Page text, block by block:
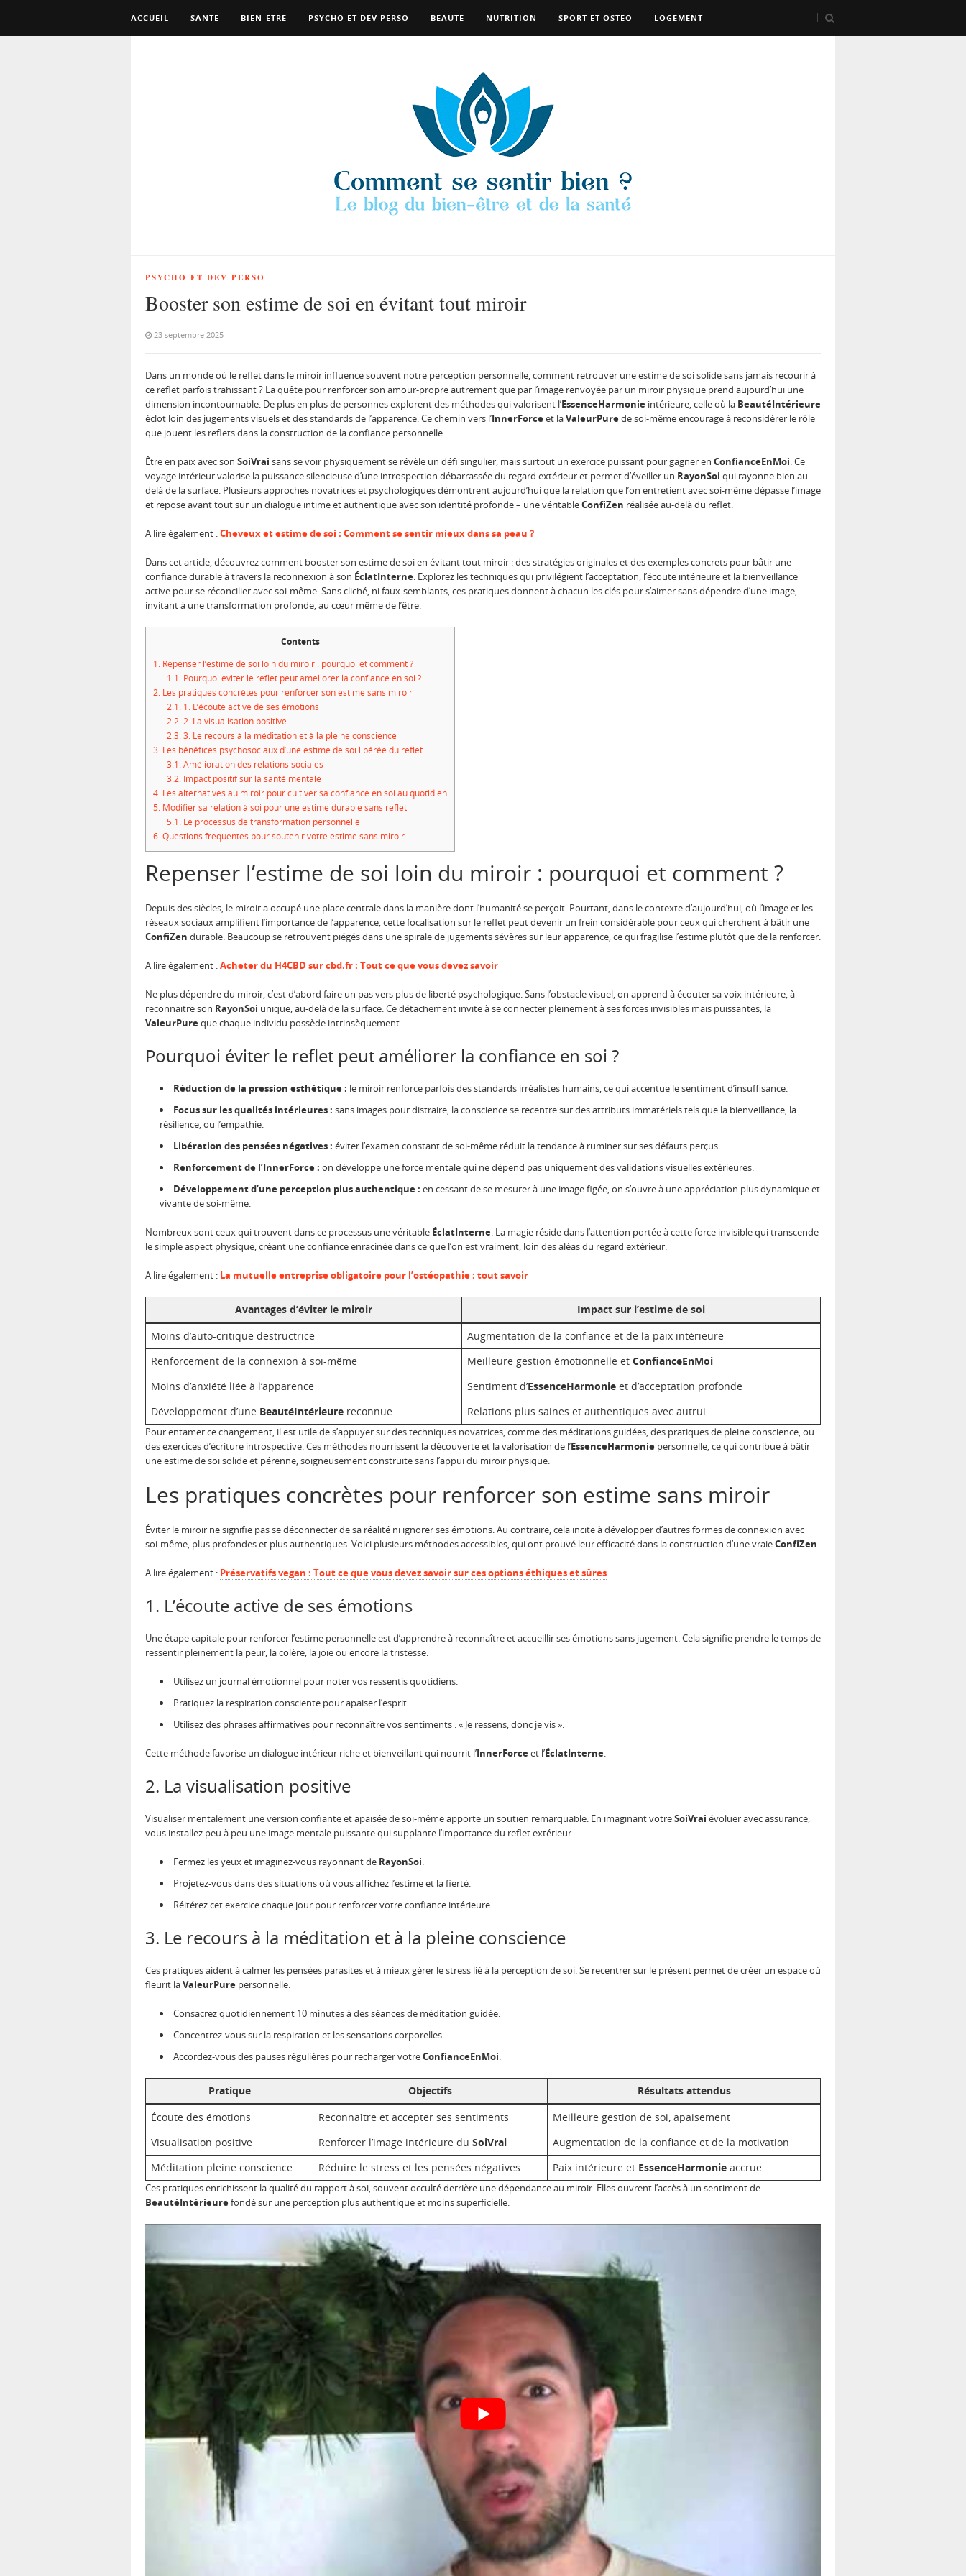
ACCUEIL SANTÉ BIEN-ÊTRE PSYCHO ET DEV PERSO BEAUTÉ NUTRITION SPORT ET OSTÉO LOGEMENT
PSYCHO ET DEV PERSO
Booster son estime de soi en évitant tout miroir
23 septembre 2025
Dans un monde où le reflet dans le miroir influence souvent notre perception personnelle, comment retrouver une estime de soi solide sans jamais recourir à
ce reflet parfois trahissant ? La quête pour renforcer son amour-propre autrement que par l’image renvoyée par un miroir physique prend aujourd’hui une
dimension incontournable. De plus en plus de personnes explorent des méthodes qui valorisent l’EssenceHarmonie intérieure, celle où la BeautéIntérieure
éclot loin des jugements visuels et des standards de l’apparence. Ce chemin vers l’InnerForceet laValeurPurede soi-même encourage à reconsidérer le rôle
que jouent les reflets dans la construction de la confiance personnelle.
Être en paix avec son SoiVrai sans se voir physiquement se révèle un défi singulier, mais surtout un exercice puissant pour gagner en ConfianceEnMoi. Ce
voyage intérieur valorise la puissance silencieuse d’une introspection débarrassée du regard extérieur et permet d’éveiller un RayonSoi qui rayonne bien au-
delà de la surface. Plusieurs approches novatrices et psychologiques démontrent aujourd’hui que la relation que l’on entretient avec soi-même dépasse l’image
et repose avant tout sur un dialogue intime et authentique avec son identité profonde – une véritableConfiZen réalisée au-delà du reflet.
A lire également :Cheveux et estime de soi : Comment se sentir mieux dans sa peau ?
Dans cet article, découvrez comment booster son estime de soi en évitant tout miroir : des stratégies originales et des exemples concrets pour bâtir une
confiance durable à travers la reconnexion à son ÉclatInterne. Explorez les techniques qui privilégient l’acceptation, l’écoute intérieure et la bienveillance
active pour se réconcilier avec soi-même. Sans cliché, ni faux-semblants, ces pratiques donnent à chacun les clés pour s’aimer sans dépendre d’une image,
invitant à une transformation profonde, au cœur même de l’être.
Contents
1. Repenser l’estime de soi loin du miroir : pourquoi et comment ?
1.1.Pourquoi éviter le reflet peut améliorer la confiance en soi ?
2. Les pratiques concrètes pour renforcer son estime sans miroir
2.1.1. L’écoute active de ses émotions
2.2.2. La visualisation positive
2.3.3. Le recours à la méditation et à la pleine conscience
3. Les bénéfices psychosociaux d’une estime de soi libérée du reflet
3.1.Amélioration des relations sociales
3.2.Impact positif sur la santé mentale
4. Les alternatives au miroir pour cultiver sa confiance en soi au quotidien
5. Modifier sa relation à soi pour une estime durable sans reflet
5.1.Le processus de transformation personnelle
6.Questions fréquentes pour soutenir votre estime sans miroir
Repenser l’estime de soi loin du miroir : pourquoi et comment ?
Depuis des siècles, le miroir a occupé une place centrale dans la manière dont l’humanité se perçoit. Pourtant, dans le contexte d’aujourd’hui, où l’image et les
réseaux sociaux amplifient l’importance de l’apparence, cette focalisation sur le reflet peut devenir un frein considérable pour ceux qui cherchent à bâtir une
ConfiZen durable. Beaucoup se retrouvent piégés dans une spirale de jugements sévères sur leur apparence, ce qui fragilise l’estime plutôt que de la renforcer.
A lire également :Acheter du H4CBD sur cbd.fr : Tout ce que vous devez savoir
Ne plus dépendre du miroir, c’est d’abord faire un pas vers plus de liberté psychologique. Sans l’obstacle visuel, on apprend à écouter sa voix intérieure, à
reconnaitre son RayonSoi unique, au-delà de la surface. Ce détachement invite à se connecter pleinement à ses forces invisibles mais puissantes, la
ValeurPureque chaque individu possède intrinsèquement.
Pourquoi éviter le reflet peut améliorer la confiance en soi ?
Réduction de la pression esthétique : le miroir renforce parfois des standards irréalistes humains, ce qui accentue le sentiment d’insuffisance.
Focus sur les qualités intérieures : sans images pour distraire, la conscience se recentre sur des attributs immatériels tels que la bienveillance, la
résilience, ou l’empathie.
Libération des pensées négatives : éviter l’examen constant de soi-même réduit la tendance à ruminer sur ses défauts perçus.
Renforcement de l’InnerForce: on développe une force mentale qui ne dépend pas uniquement des validations visuelles extérieures.
Développement d’une perception plus authentique : en cessant de se mesurer à une image figée, on s’ouvre à une appréciation plus dynamique et
vivante de soi-même.
Nombreux sont ceux qui trouvent dans ce processus une véritable ÉclatInterne. La magie réside dans l’attention portée à cette force invisible qui transcende
le simple aspect physique, créant une confiance enracinée dans ce que l’on est vraiment, loin des aléas du regard extérieur.
A lire également : La mutuelle entreprise obligatoire pour l’ostéopathie : tout savoir
Avantages d’éviter le miroir
Impact sur l’estime de soi
Moins d’auto-critique destructrice
Augmentation de la confiance et de la paix intérieure
Renforcement de la connexion à soi-même
Meilleure gestion émotionnelle et ConfianceEnMoi
Moins d’anxiété liée à l’apparence
Sentiment d’EssenceHarmonie et d’acceptation profonde
Développement d’une BeautéIntérieure reconnue Relations plus saines et authentiques avec autrui
Pour entamer ce changement, il est utile de s’appuyer sur des techniques novatrices, comme des méditations guidées, des pratiques de pleine conscience, ou
des exercices d’écriture introspective. Ces méthodes nourrissent la découverte et la valorisation de l’EssenceHarmonie personnelle, ce qui contribue à bâtir
une estime de soi solide et pérenne, soigneusement construite sans l’appui du miroir physique.
Les pratiques concrètes pour renforcer son estime sans miroir
Éviter le miroir ne signifie pas se déconnecter de sa réalité ni ignorer ses émotions. Au contraire, cela incite à développer d’autres formes de connexion avec
soi-même, plus profondes et plus authentiques. Voici plusieurs méthodes accessibles, qui ont prouvé leur efficacité dans la construction d’une vraieConfiZen.
A lire également : Préservatifs vegan : Tout ce que vous devez savoir sur ces options éthiques et sûres
1. L’écoute active de ses émotions
Une étape capitale pour renforcer l’estime personnelle est d’apprendre à reconnaître et accueillir ses émotions sans jugement. Cela signifie prendre le temps de
ressentir pleinement la peur, la colère, la joie ou encore la tristesse.
Utilisez un journal émotionnel pour noter vos ressentis quotidiens.
Pratiquez la respiration consciente pour apaiser l’esprit.
Utilisez des phrases affirmatives pour reconnaître vos sentiments : « Je ressens, donc je vis ».
Cette méthode favorise un dialogue intérieur riche et bienveillant qui nourrit l’InnerForceet l’ÉclatInterne.
2. La visualisation positive
Visualiser mentalement une version confiante et apaisée de soi-même apporte un soutien remarquable. En imaginant votreSoiVrai évoluer avec assurance,
vous installez peu à peu une image mentale puissante qui supplante l’importance du reflet extérieur.
Fermez les yeux et imaginez-vous rayonnant de RayonSoi.
Projetez-vous dans des situations où vous affichez l’estime et la fierté.
Réitérez cet exercice chaque jour pour renforcer votre confiance intérieure.
3. Le recours à la méditation et à la pleine conscience
Ces pratiques aident à calmer les pensées parasites et à mieux gérer le stress lié à la perception de soi. Se recentrer sur le présent permet de créer un espace où
fleurit laValeurPure personnelle.
Consacrez quotidiennement 10 minutes à des séances de méditation guidée.
Concentrez-vous sur la respiration et les sensations corporelles.
Accordez-vous des pauses régulières pour recharger votreConfianceEnMoi.
Pratique Objectifs
Résultats attendus
Écoute des émotions
Reconnaître et accepter ses sentiments
Meilleure gestion de soi, apaisement
Visualisation positive
Renforcer l’image intérieure du SoiVrai
Augmentation de la confiance et de la motivation
Méditation pleine conscience
Réduire le stress et les pensées négatives Paix intérieure et EssenceHarmonie accrue
Ces pratiques enrichissent la qualité du rapport à soi, souvent occulté derrière une dépendance au miroir. Elles ouvrent l’accès à un sentiment de
BeautéIntérieurefondé sur une perception plus authentique et moins superficielle.